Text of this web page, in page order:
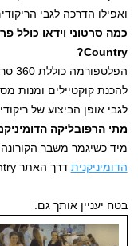
ואפילו הדרכה לגבי
Country?
להכנת קוקטיילים ומנות
לגבי אופן הביצוע של
מתי הרפובליקה
מיד כשיגמר משבר
הדומיניקנית דרך האתר Dominican Republic Virtual Country.
בטח יעניין אותך גם: